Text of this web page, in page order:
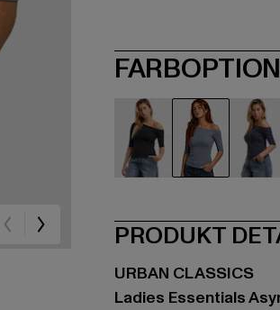
PRODUKT
URBAN CLASSICS
Ladies Essentials